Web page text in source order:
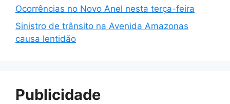
Ocorrências no Novo Anel nesta terça-feira
Sinistro de trânsito na Avenida Amazonas
causa lentidão
Publicidade